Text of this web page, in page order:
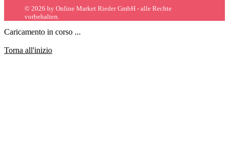
© 2026 by Online Market Rieder GmbH - alle Rechte
vorbehalten.
Caricamento in corso ...
Torna all'inizio